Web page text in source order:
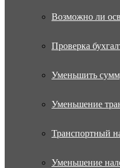
Возможно ли
Проверка
Уменьшить
Уменьшение
Транспортный
Уменьшение